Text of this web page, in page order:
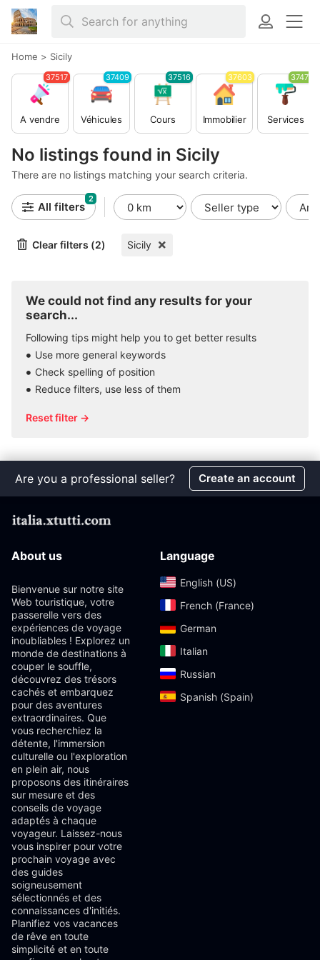
Home > Sicily
No listings found in Sicily
There are no listings matching your search criteria.
A vendre
37517
Véhicules
37409
Cours
37516
Immobilier
37603
Services
37479
All filters
2
Clear filters (2) Sicily
We could not find any results for your
search...
Following tips might help you to get better results
Use more general keywords
Check spelling of position
Reduce filters, use less of them
Reset filter →
Are you a professional seller? Create an account
About us
Bienvenue sur notre site
Web touristique, votre
passerelle vers des
expériences de voyage
inoubliables ! Explorez un
monde de destinations à
couper le souffle,
découvrez des trésors
cachés et embarquez
pour des aventures
extraordinaires. Que
vous recherchiez la
détente, l'immersion
culturelle ou l'exploration
en plein air, nous
proposons des itinéraires
sur mesure et des
conseils de voyage
adaptés à chaque
voyageur. Laissez-nous
vous inspirer pour votre
prochain voyage avec
des guides
soigneusement
sélectionnés et des
connaissances d'initiés.
Planifiez vos vacances
de rêve en toute
simplicité et en toute
Language
English (US)‎
French (France)‎
German‎
Italian‎
Russian‎
Spanish (Spain)‎